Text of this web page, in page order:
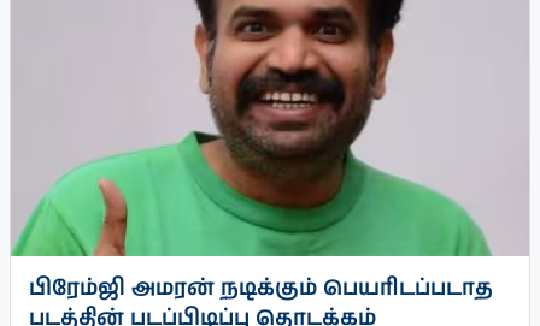
பிரேம்ஜி அமரன் நடிக்கும் பெயரிடப்படாத
படத்தின் படப்பிடிப்பு தொடக்கம்